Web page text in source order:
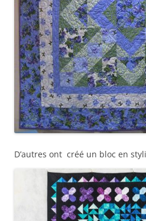
D’autres ont créé un bloc en